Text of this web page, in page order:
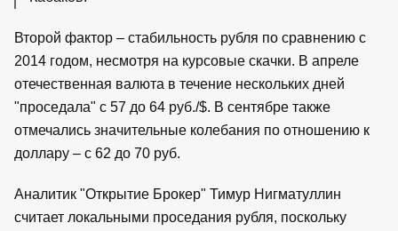
Второй фактор – стабильность рубля по сравнению с
2014 годом, несмотря на курсовые скачки. В апреле
отечественная валюта в течение нескольких дней
"проседала" с 57 до 64 руб./$. В сентябре также
отмечались значительные колебания по отношению к
доллару – с 62 до 70 руб.
Аналитик "Открытие Брокер" Тимур Нигматуллин
считает локальными проседания рубля, поскольку